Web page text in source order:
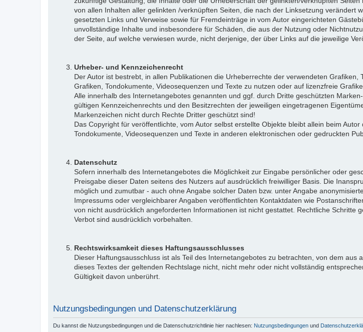
von allen Inhalten aller gelinkten /verknüpften Seiten, die nach der Linksetzung
gesetzten Links und Verweise sowie für Fremdeinträge in vom Autor eingerichteten
unvollständige Inhalte und insbesondere für Schäden, die aus der Nutzung oder
der Seite, auf welche verwiesen wurde, nicht derjenige, der über Links auf die jeweilige
Urheber- und Kennzeichenrecht
Der Autor ist bestrebt, in allen Publikationen die Urheberrechte der verwendeten
Grafiken, Tondokumente, Videosequenzen und Texte zu nutzen oder auf lizenzfreie
Alle innerhalb des Internetangebotes genannten und ggf. durch Dritte geschützten
gültigen Kennzeichenrechts und den Besitzrechten der jeweiligen eingetragenen
Markenzeichen nicht durch Rechte Dritter geschützt sind!
Das Copyright für veröffentlichte, vom Autor selbst erstellte Objekte bleibt allein beim
Tondokumente, Videosequenzen und Texte in anderen elektronischen oder gedruckten
Datenschutz
Sofern innerhalb des Internetangebotes die Möglichkeit zur Eingabe persönlicher oder
Preisgabe dieser Daten seitens des Nutzers auf ausdrücklich freiwilliger Basis. Die
möglich und zumutbar - auch ohne Angabe solcher Daten bzw. unter Angabe
Impressums oder vergleichbarer Angaben veröffentlichten Kontaktdaten wie
von nicht ausdrücklich angeforderten Informationen ist nicht gestattet. Rechtliche
Verbot sind ausdrücklich vorbehalten.
Rechtswirksamkeit dieses Haftungsausschlusses
Dieser Haftungsausschluss ist als Teil des Internetangebotes zu betrachten, von dem
dieses Textes der geltenden Rechtslage nicht, nicht mehr oder nicht vollständig
Gültigkeit davon unberührt.
Nutzungsbedingungen und Datenschutzerklärung
Du kannst die Nutzungsbedingungen und die Datenschutzrichtlinie hier nachlesen: Nutzungsbedingungen und